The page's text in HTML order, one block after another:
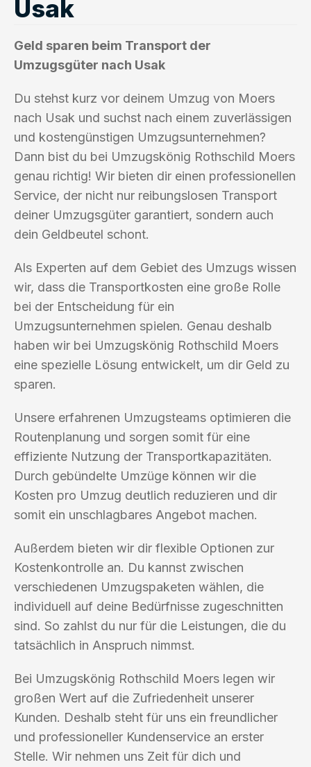
Usak
Geld sparen beim Transport der
Umzugsgüter nach Usak
Du stehst kurz vor deinem Umzug von Moers
nach Usak und suchst nach einem zuverlässigen
und kostengünstigen Umzugsunternehmen?
Dann bist du bei Umzugskönig Rothschild Moers
genau richtig! Wir bieten dir einen professionellen
Service, der nicht nur reibungslosen Transport
deiner Umzugsgüter garantiert, sondern auch
dein Geldbeutel schont.
Als Experten auf dem Gebiet des Umzugs wissen
wir, dass die Transportkosten eine große Rolle
bei der Entscheidung für ein
Umzugsunternehmen spielen. Genau deshalb
haben wir bei Umzugskönig Rothschild Moers
eine spezielle Lösung entwickelt, um dir Geld zu
sparen.
Unsere erfahrenen Umzugsteams optimieren die
Routenplanung und sorgen somit für eine
effiziente Nutzung der Transportkapazitäten.
Durch gebündelte Umzüge können wir die
Kosten pro Umzug deutlich reduzieren und dir
somit ein unschlagbares Angebot machen.
Außerdem bieten wir dir flexible Optionen zur
Kostenkontrolle an. Du kannst zwischen
verschiedenen Umzugspaketen wählen, die
individuell auf deine Bedürfnisse zugeschnitten
sind. So zahlst du nur für die Leistungen, die du
tatsächlich in Anspruch nimmst.
Bei Umzugskönig Rothschild Moers legen wir
großen Wert auf die Zufriedenheit unserer
Kunden. Deshalb steht für uns ein freundlicher
und professioneller Kundenservice an erster
Stelle. Wir nehmen uns Zeit für dich und